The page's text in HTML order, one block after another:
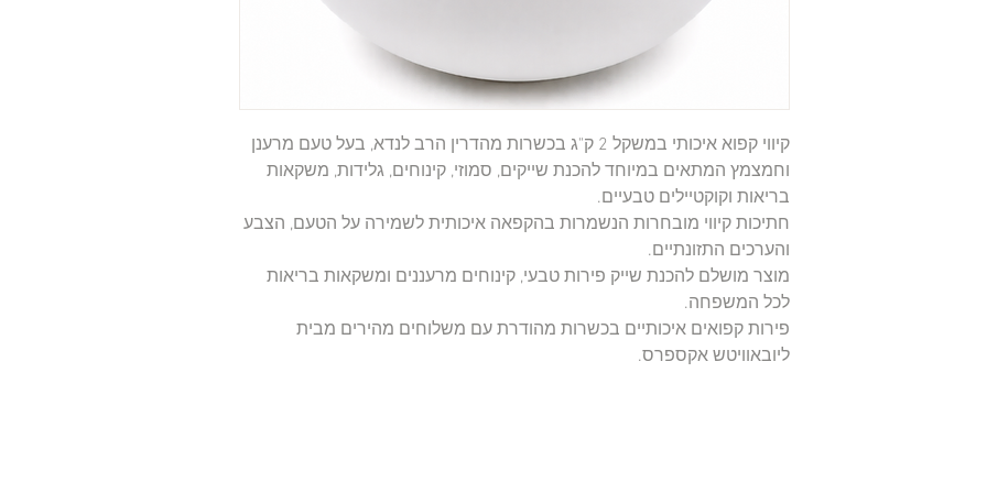
קיווי קפוא איכותי במשקל 2 ק"ג בכשרות מהדרין הרב לנדא, בעל טעם מרענן
וחמצמץ המתאים במיוחד להכנת שייקים, סמוזי, קינוחים, גלידות, משקאות
בריאות וקוקטיילים טבעיים.
חתיכות קיווי מובחרות הנשמרות בהקפאה איכותית לשמירה על הטעם, הצבע
והערכים התזונתיים.
מוצר מושלם להכנת שייק פירות טבעי, קינוחים מרעננים ומשקאות בריאות
לכל המשפחה.
פירות קפואים איכותיים בכשרות מהודרת עם משלוחים מהירים מבית
ליובאוויטש אקספרס.